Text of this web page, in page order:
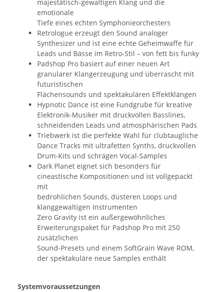
majestätisch-gewaltigen Klang und die
emotionale
Tiefe eines echten Symphonieorchesters
Retrologue erzeugt den Sound analoger
Synthesizer und ist eine echte Geheimwaffe für
Leads und Bässe im Retro-Stil – von fett bis funky
Padshop Pro basiert auf einer neuen Art
granularer Klangerzeugung und überrascht mit
futuristischen
Flächensounds und spektakulären Effektklängen
Hypnotic Dance ist eine Fundgrube für kreative
Elektronik-Musiker mit druckvollen Basslines,
schneidenden Leads und atmosphärischen Pads
Triebwerk ist die perfekte Wahl für clubtaugliche
Dance Tracks mit ultrafetten Synths, druckvollen
Drum-Kits und schrägen Vocal-Samples
Dark Planet eignet sich besonders für
cineastische Kompositionen und ist vollgepackt
mit
bedrohlichen Sounds, düsteren Loops und
klanggewaltigen Instrumenten
Zero Gravity ist ein außergewöhnliches
Erweiterungspaket für Padshop Pro mit 250
zusätzlichen
Sound-Presets und einem SoftGrain Wave ROM,
der spektakuläre neue Samples enthält
Systemvoraussetzungen